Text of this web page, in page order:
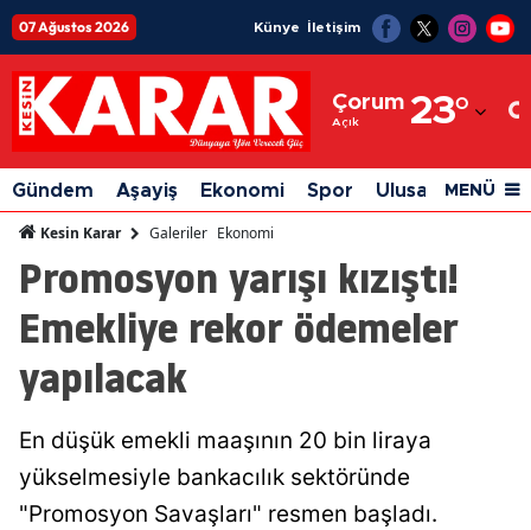
07 Ağustos 2026 Künye İletişim
Çorum
Açık 23°
Adıyaman
Afyonkarahisar
Ağrı
Amasya
Balıkesir
Gündem Aşayiş Ekonomi Spor Ulusal Siyaset
MENÜ
Kesin Karar Galeriler Ekonomi
Promosyon yarışı kızıştı!
Emekliye rekor ödemeler
yapılacak
En düşük emekli maaşının 20 bin liraya
yükselmesiyle bankacılık sektöründe
"Promosyon Savaşları" resmen başladı.